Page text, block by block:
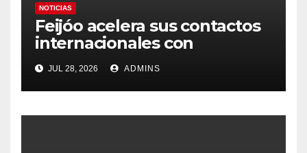
NOTICIAS
Feijóo acelera sus contactos
internacionales con
Latinoamérica como socio
prioritario en su agenda de
gobierno
JUL 28, 2026 ADMINS